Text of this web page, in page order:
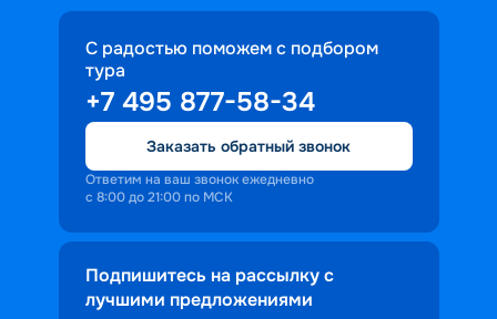
С радостью поможем с подбором
тура
+7 495 877-58-34
Заказать обратный звонок
Ответим на ваш звонок ежедневно
с 8:00 до 21:00 по МСК
Подпишитесь на рассылку с
лучшими предложениями